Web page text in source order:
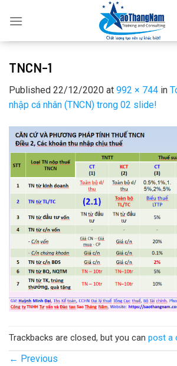
TNCN-1
Published 22/12/2020 at 992 × 744 in
nhập cá nhân (TNCN) trong 02 slide!
Trackbacks are closed, but you can post a
← Previous